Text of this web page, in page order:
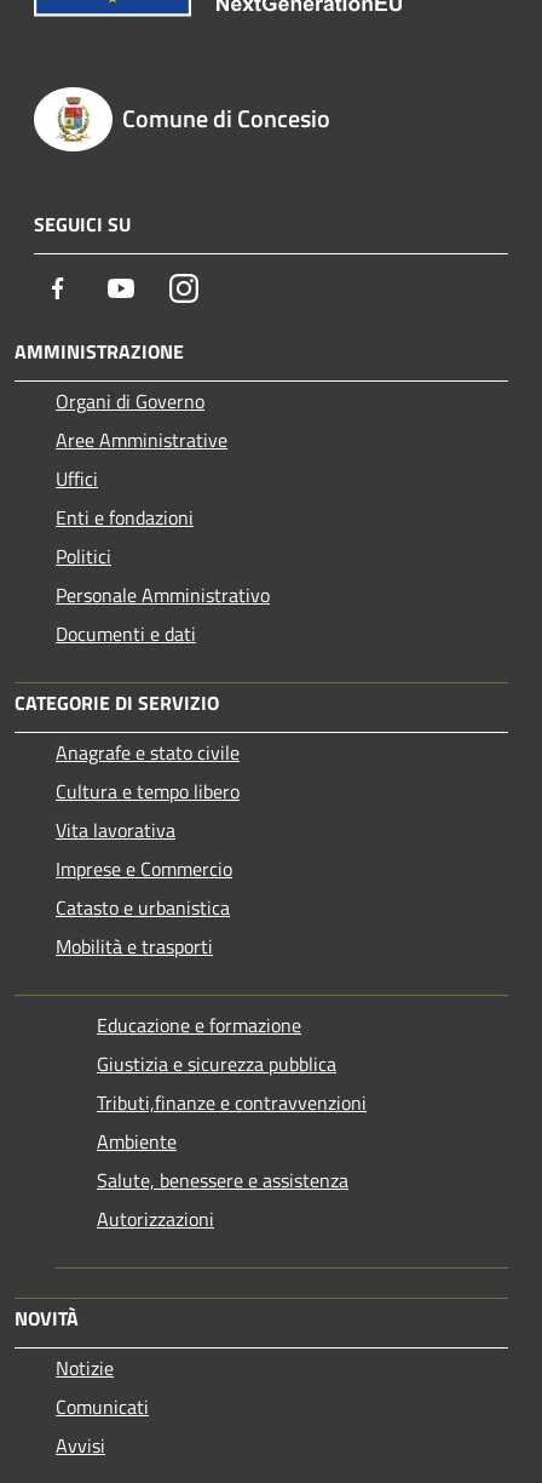
Comune di Concesio
SEGUICI SU
Facebook YoutubeInstagram
AMMINISTRAZIONE
Organi di Governo
Aree Amministrative
Uffici
Enti e fondazioni
Politici
Personale Amministrativo
Documenti e dati
CATEGORIE DI SERVIZIO
Anagrafe e stato civile
Cultura e tempo libero
Vita lavorativa
Imprese e Commercio
Catasto e urbanistica
Mobilità e trasporti
Educazione e formazione
Giustizia e sicurezza pubblica
Tributi,finanze e contravvenzioni
Ambiente
Salute, benessere e assistenza
Autorizzazioni
NOVITÀ
Notizie
Comunicati
Avvisi